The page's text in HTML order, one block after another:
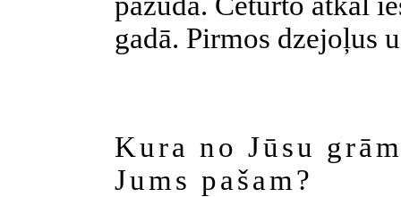
gadā. Pirmos dzejoļus
Kura no Jūsu
Jums pašam?